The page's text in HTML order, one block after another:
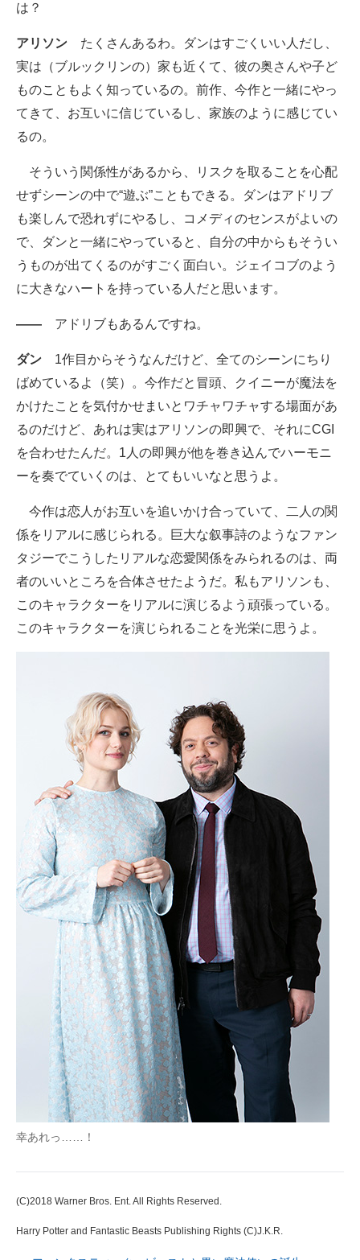
は？
アリソン たくさんあるわ。ダンはすごくいい人だし、
実は（ブルックリンの）家も近くて、彼の奥さんや子ど
ものこともよく知っているの。前作、今作と一緒にやっ
てきて、お互いに信じているし、家族のように感じてい
るの。
そういう関係性があるから、リスクを取ることを心配
せずシーンの中で“遊ぶ”こともできる。ダンはアドリブ
も楽しんで恐れずにやるし、コメディのセンスがよいの
で、ダンと一緒にやっていると、自分の中からもそうい
うものが出てくるのがすごく面白い。ジェイコブのよう
に大きなハートを持っている人だと思います。
―― アドリブもあるんですね。
ダン 1作目からそうなんだけど、全てのシーンにちり
ばめているよ（笑）。今作だと冒頭、クイニーが魔法を
かけたことを気付かせまいとワチャワチャする場面があ
るのだけど、あれは実はアリソンの即興で、それにCGI
を合わせたんだ。1人の即興が他を巻き込んでハーモニ
ーを奏でていくのは、とてもいいなと思うよ。
今作は恋人がお互いを追いかけ合っていて、二人の関
係をリアルに感じられる。巨大な叙事詩のようなファン
タジーでこうしたリアルな恋愛関係をみられるのは、両
者のいいところを合体させたようだ。私もアリソンも、
このキャラクターをリアルに演じるよう頑張っている。
このキャラクターを演じられることを光栄に思うよ。
幸あれっ……！
(C)2018 Warner Bros. Ent. All Rights Reserved.
Harry Potter and Fantastic Beasts Publishing Rights (C)J.K.R.